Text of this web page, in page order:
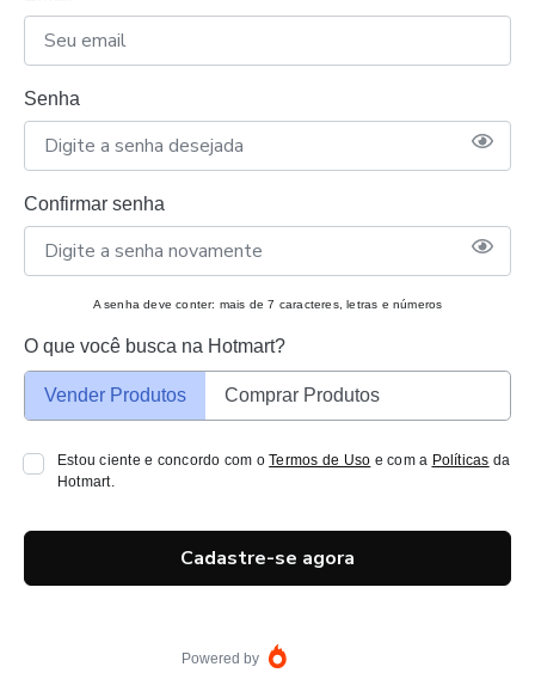
Senha
Confirmar senha
A senha deve conter: mais de 7 caracteres, letras e números
O que você busca na Hotmart?
Vender Produtos Comprar Produtos
Estou ciente e concordo com oTermos de Uso e com a Políticas da
Hotmart.
Cadastre-se agora
Powered by